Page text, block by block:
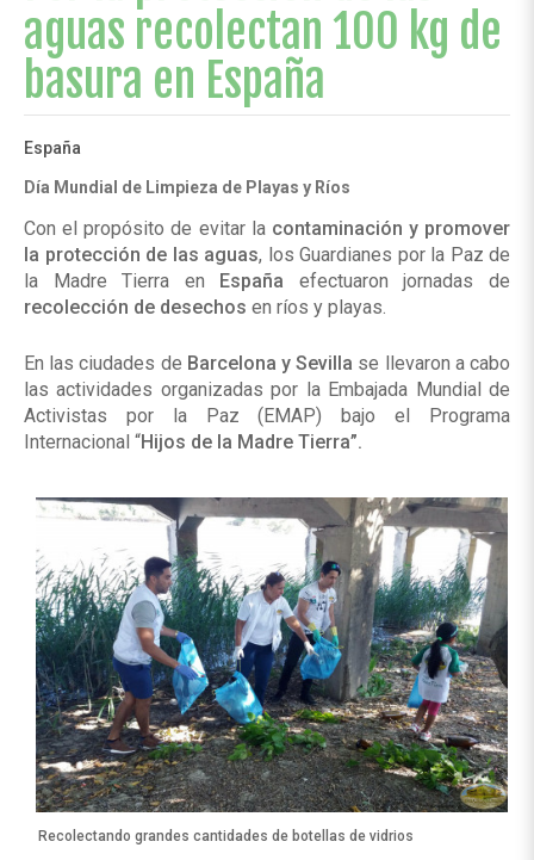
aguas recolectan 100 kg de
basura en España
España
Día Mundial de Limpieza de Playas y Ríos
Con el propósito de evitar la contaminación y promover
la protección de las aguas, los Guardianes por la Paz de
la Madre Tierra en
España efectuaron jornadas de
recolección de desechos en ríos y playas.
En las ciudades de Barcelona y Sevilla se llevaron a cabo
las actividades organizadas por la Embajada Mundial de
Activistas por la Paz (EMAP) bajo el Programa
Internacional “Hijos de la Madre Tierra”.
Recolectando grandes cantidades de botellas de vidrios